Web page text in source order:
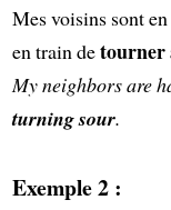
Mes voisins sont
en train detourner
My neighbors are
turning sour.
Exemple 2 :